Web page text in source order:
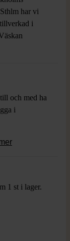
har vi
i
som varje
väskan är du
och gör
vårt arbete.
we have
bag
every
och med ha
i
1 st i lager.